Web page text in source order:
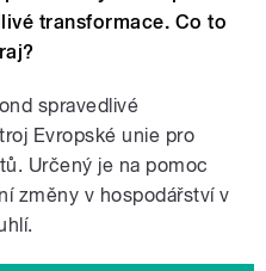
transformace. Co to
spravedlivé
Evropské unie pro
Určený je na pomoc
změny v hospodářství v